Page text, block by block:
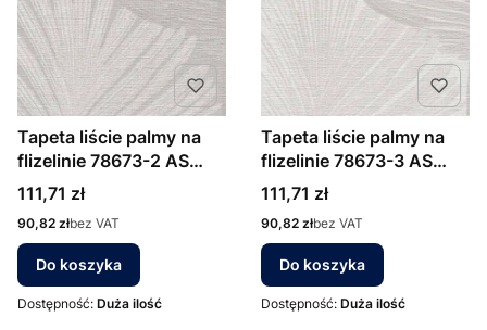
Tapeta liście palmy na
flizelinie 78673-2 AS
Creation ciepły szary
Cena
111,71 zł
Cena
90,82 złbez VAT
Do koszyka
Dostępność: Duża ilość
Tapeta liście palmy na
flizelinie 78673-3 AS
Creation szaro beżowe
Cena
111,71 zł
Cena
90,82 złbez VAT
Do koszyka
Dostępność: Duża ilość